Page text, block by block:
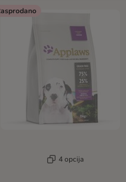
4 opcija